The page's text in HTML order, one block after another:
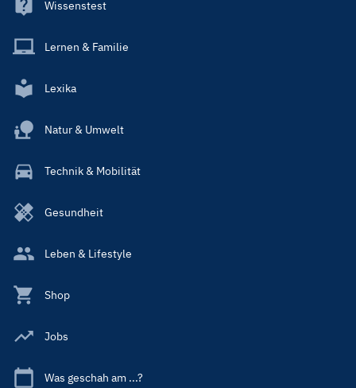
Wissenstest
Lernen & Familie
Lexika
Natur & Umwelt
Technik & Mobilität
Gesundheit
Leben & Lifestyle
Shop
Jobs
Was geschah am ...?